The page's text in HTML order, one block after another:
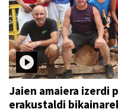
Jaien amaiera izerdi
erakustaldi